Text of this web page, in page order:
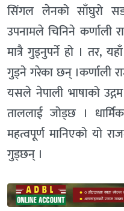
सिंगल लेनको साँघुरो
उपनामले चिनिने कर्णाली
मात्रै गुड्नुपर्ने हो । तर,
गुड्ने गरेका छन् ।कर्णाली
यसले नेपाली भाषाको
ताललाई जोड्छ ।
महत्वपूर्ण मानिएको यो
गुड्छन् ।